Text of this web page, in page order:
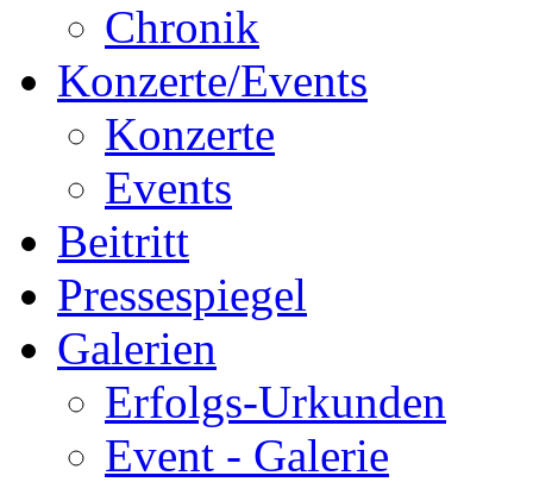
Chronik
Konzerte/Events
Konzerte
Events
Beitritt
Pressespiegel
Galerien
Erfolgs-Urkunden
Event - Galerie